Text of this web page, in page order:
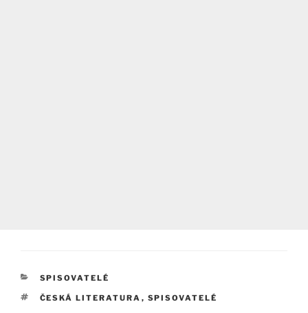
RUBRIKY
SPISOVATELÉ
ŠTÍTKY
ČESKÁ LITERATURA , SPISOVATELÉ